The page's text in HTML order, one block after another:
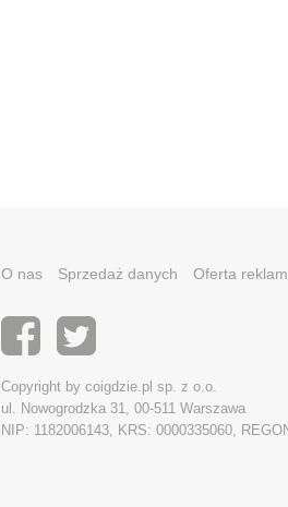
O nas Sprzedaż danych Oferta
Copyright by coigdzie.pl sp. z o.o.
ul. Nowogrodzka 31, 00-511 Warszawa
NIP: 1182006143, KRS: 0000335060,